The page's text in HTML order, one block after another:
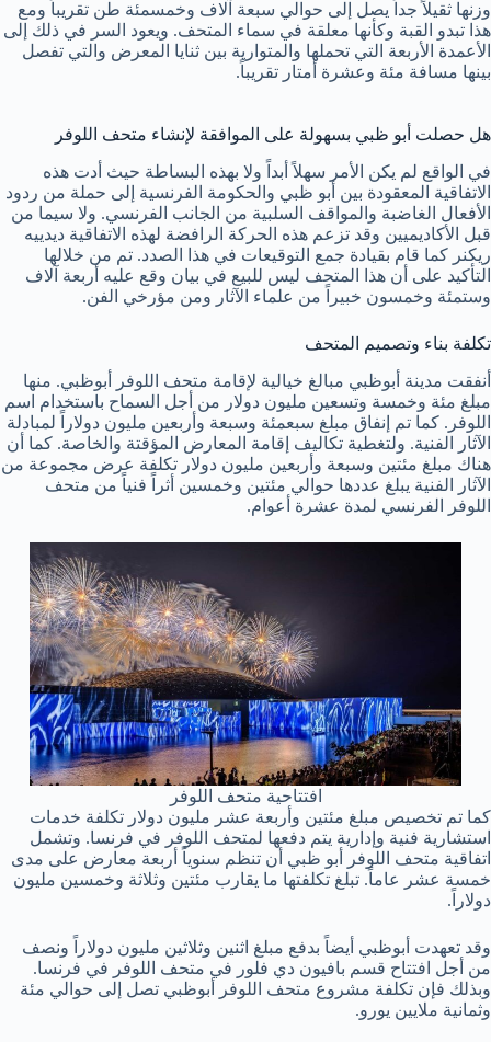
وزنها ثقيلاً جداً يصل إلى حوالي سبعة آلاف وخمسمئة طن تقريباً ومع
هذا تبدو القبة وكأنها معلقة في سماء المتحف. ويعود السر في ذلك إلى
الأعمدة الأربعة التي تحملها والمتوارية بين ثنايا المعرض والتي تفصل
بينها مسافة مئة وعشرة أمتار تقريباً.
هل حصلت أبو ظبي بسهولة على الموافقة لإنشاء متحف اللوفر
في الواقع لم يكن الأمر سهلاً أبداً ولا بهذه البساطة حيث أدت هذه
الاتفاقية المعقودة بين أبو ظبي والحكومة الفرنسية إلى حملة من ردود
الأفعال الغاضبة والمواقف السلبية من الجانب الفرنسي. ولا سيما من
قبل الأكاديميين وقد تزعم هذه الحركة الرافضة لهذه الاتفاقية ديدييه
ريكنر كما قام بقيادة جمع التوقيعات في هذا الصدد. تم من خلالها
التأكيد على أن هذا المتحف ليس للبيع في بيان وقع عليه أربعة آلاف
وستمئة وخمسون خبيراً من علماء الآثار ومن مؤرخي الفن.
تكلفة بناء وتصميم المتحف
أنفقت مدينة أبوظبي مبالغ خيالية لإقامة متحف اللوفر أبوظبي. منها
مبلغ مئة وخمسة وتسعين مليون دولار من أجل السماح باستخدام اسم
اللوفر. كما تم إنفاق مبلغ سبعمئة وسبعة وأربعين مليون دولاراً لمبادلة
الآثار الفنية. ولتغطية تكاليف إقامة المعارض المؤقتة والخاصة. كما أن
هناك مبلغ مئتين وسبعة وأربعين مليون دولار تكلفة عرض مجموعة من
الآثار الفنية يبلغ عددها حوالي مئتين وخمسين أثراً فنياً من متحف
اللوفر الفرنسي لمدة عشرة أعوام.
افتتاحية متحف اللوفر
كما تم تخصيص مبلغ مئتين وأربعة عشر مليون دولار تكلفة خدمات
استشارية فنية وإدارية يتم دفعها لمتحف اللوفر في فرنسا. وتشمل
اتفاقية متحف اللوفر أبو ظبي أن تنظم سنوياً أربعة معارض على مدى
خمسة عشر عاماً. تبلغ تكلفتها ما يقارب مئتين وثلاثة وخمسين مليون
دولاراً.
وقد تعهدت أبوظبي أيضاً بدفع مبلغ اثنين وثلاثين مليون دولاراً ونصف
من أجل افتتاح قسم بافيون دي فلور في متحف اللوفر في فرنسا.
وبذلك فإن تكلفة مشروع متحف اللوفر أبوظبي تصل إلى حوالي مئة
وثمانية ملايين يورو.